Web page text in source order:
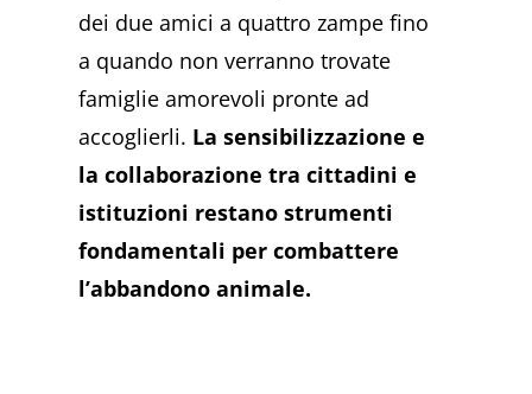
dei due amici a quattro zampe fino
a quando non verranno trovate
famiglie amorevoli pronte ad
accoglierli. La sensibilizzazione e
la collaborazione tra cittadini e
istituzioni restano strumenti
fondamentali per combattere
l’abbandono animale.